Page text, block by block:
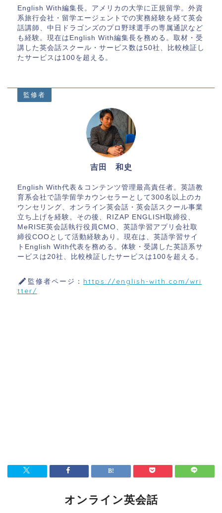
English With編集長。アメリカの大学に正規留学。外資
系旅行会社・留学エージェントでの実務経験を経て英会
話講師、中日ドラゴンズのプロ野球選手の専属通訳など
も経験。現在はEnglish With編集長を務める。取材・受
講した英会話スクール・サービス数は50社、比較検証し
たサービスは100を超える。
監修者
吉田 和史
English With代表＆コンテンツ管理最高責任者。英語教
育系会社で語学留学カウンセラーとして300名以上のカ
ウンセリング、オンライン英会話・英会話スクール事業
立ち上げを経験。その後、RIZAP ENGLISH取締役、
MeRISE英会話執行役員CMO、英語学習アプリ会社取
締役COOとして活動経験あり。現在は、英語学習サイ
トEnglish With代表を務める。体験・受講した英語系サ
ービスは20社、比較検証したサービスは100を超える。
監修者ページ： https://english-with.com/wri
tter/
オンライン英会話